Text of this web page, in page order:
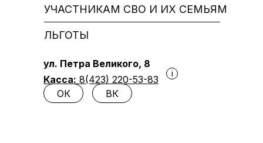
УЧАСТНИКАМ СВО И ИХ СЕМЬЯМ
ул. Петра Великого, 8
Касса: 8(423) 220-53-83
ВК
ОК
i
ЛЬГОТЫ